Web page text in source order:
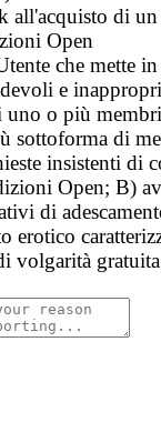
di un
Open
che mette
e
uno o più
sottoforma di
insistenti di
Open; B)
di
erotico
volgarità